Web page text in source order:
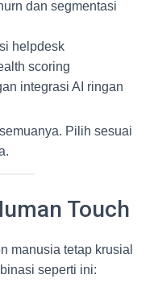
dan segmentasi
helpdesk
scoring
integrasi AI ringan
Pilih sesuai
Touch
manusia tetap krusial
seperti ini: